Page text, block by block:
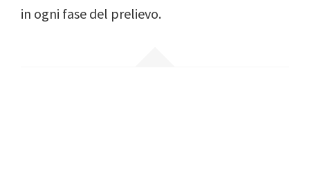
in ogni fase del prelievo.